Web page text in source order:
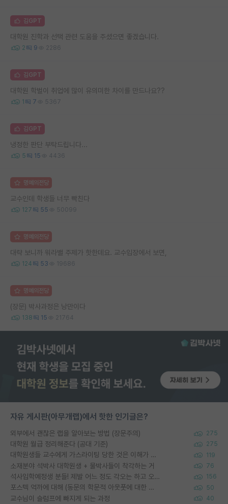
김GPT
대학원 진학과 선택 관련 도움을 주셨으면 좋겠습니다.
2 9 2286
김GPT
대학원 학벌이 취업에 많이 유의미한 차이를 만드나요??
1 7 5367
김GPT
냉정한 판단 부탁드립니다...
5 15 4436
명예의전당
교수인데 학생들 너무 빡친다
127 55 50099
명예의전당
대략 보니까 워라밸 주제가 핫한데요. 교수입장에서 보면,
124 53 19686
명예의전당
(장문) 박사과정은 낭만이다
138 15 21764
자유 게시판(아무개랩)에서 핫한 인기글은?
외부에서 괜찮은 랩을 알아보는 방법 (장문주의) 275
대학원 월급 정리해준다 (공대 기준) 275
대학원생들 교수에게 가스라이팅 당한 것은 이해가 갑니다. 안타깝네요. 119
소재분야 석박사 대학원생 + 물박사들이 착각하는 거 76
석사입학예정생 분들! 제발 어느 정도 각오는 하고 오세요. 156
포스텍 억까에 대해 (동문의 학문적 아웃풋에 대한 반박) 50
교수님이 슬럼프에 빠지게 되는 과정 40